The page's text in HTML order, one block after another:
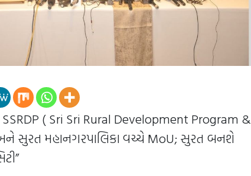
( Sri Sri Rural Development Program &
સુરત મહાનગરપાલિકા વચ્ચે MoU; સુરત બનશે